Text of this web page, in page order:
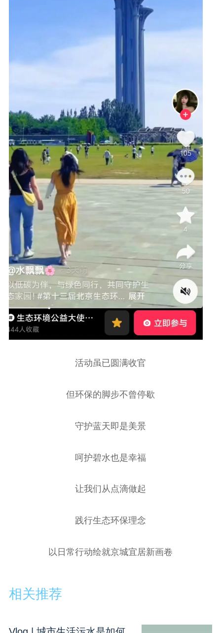
活动虽已圆满收官
但环保的脚步不曾停歇
守护蓝天即是美景
呵护碧水也是幸福
让我们从点滴做起
践行生态环保理念
以日常行动绘就京城宜居新画卷
相关推荐